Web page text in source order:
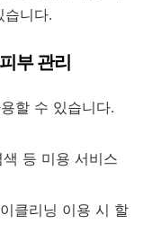
습니다.
부 관리
할 수 있습니다.
등 미용 서비스
클리닝 이용 시 할